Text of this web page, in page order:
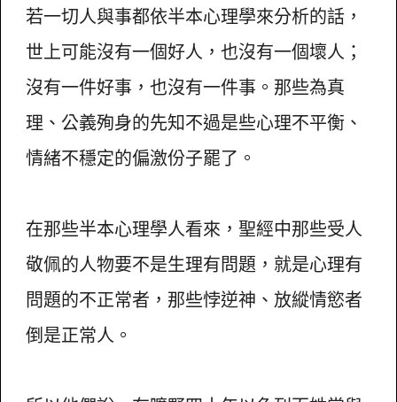
若一切人與事都依半本心理學來分析的話，
世上可能沒有一個好人，也沒有一個壞人；
沒有一件好事，也沒有一件事。那些為真
理、公義殉身的先知不過是些心理不平衡、
情緒不穩定的偏激份子罷了。
在那些半本心理學人看來，聖經中那些受人
敬佩的人物要不是生理有問題，就是心理有
問題的不正常者，那些悖逆神、放縱情慾者
倒是正常人。